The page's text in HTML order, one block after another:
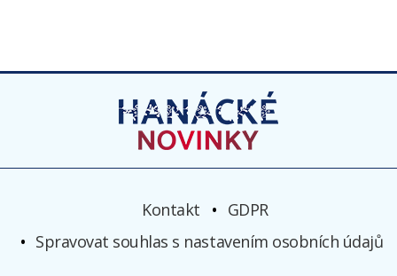
Kontakt
GDPR
Spravovat souhlas s nastavením osobních údajů